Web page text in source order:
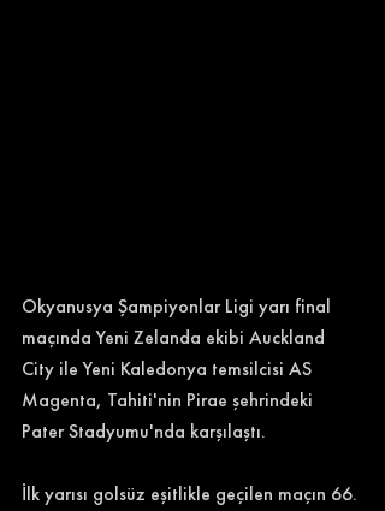
Okyanusya Şampiyonlar Ligi yarı final
maçında Yeni Zelanda ekibi Auckland
City ile Yeni Kaledonya temsilcisi AS
Magenta, Tahiti'nin Pirae şehrindeki
Pater Stadyumu'nda karşılaştı.
İlk yarısı golsüz eşitlikle geçilen maçın 66.